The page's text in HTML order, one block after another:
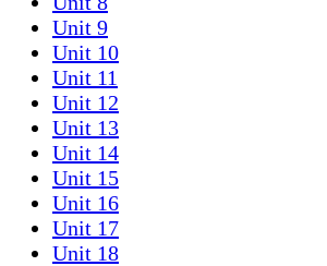
Unit 9
Unit 10
Unit 11
Unit 12
Unit 13
Unit 14
Unit 15
Unit 16
Unit 17
Unit 18